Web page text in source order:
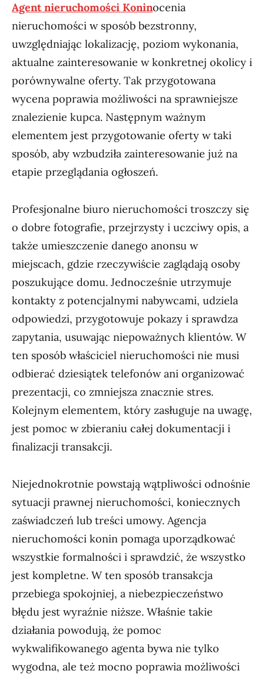
Agent nieruchomości Koninocenia
nieruchomości w sposób bezstronny,
uwzględniając lokalizację, poziom wykonania,
aktualne zainteresowanie w konkretnej okolicy i
porównywalne oferty. Tak przygotowana
wycena poprawia możliwości na sprawniejsze
znalezienie kupca. Następnym ważnym
elementem jest przygotowanie oferty w taki
sposób, aby wzbudziła zainteresowanie już na
etapie przeglądania ogłoszeń.
Profesjonalne biuro nieruchomości troszczy się
o dobre fotografie, przejrzysty i uczciwy opis, a
także umieszczenie danego anonsu w
miejscach, gdzie rzeczywiście zaglądają osoby
poszukujące domu. Jednocześnie utrzymuje
kontakty z potencjalnymi nabywcami, udziela
odpowiedzi, przygotowuje pokazy i sprawdza
zapytania, usuwając niepoważnych klientów. W
ten sposób właściciel nieruchomości nie musi
odbierać dziesiątek telefonów ani organizować
prezentacji, co zmniejsza znacznie stres.
Kolejnym elementem, który zasługuje na uwagę,
jest pomoc w zbieraniu całej dokumentacji i
finalizacji transakcji.
Niejednokrotnie powstają wątpliwości odnośnie
sytuacji prawnej nieruchomości, koniecznych
zaświadczeń lub treści umowy. Agencja
nieruchomości konin pomaga uporządkować
wszystkie formalności i sprawdzić, że wszystko
jest kompletne. W ten sposób transakcja
przebiega spokojniej, a niebezpieczeństwo
błędu jest wyraźnie niższe. Właśnie takie
działania powodują, że pomoc
wykwalifikowanego agenta bywa nie tylko
wygodna, ale też mocno poprawia możliwości